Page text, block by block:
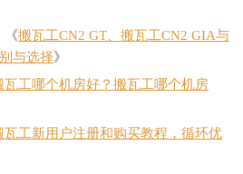
《搬瓦工CN2 GT、搬瓦工CN2 GIA与
与选择》
瓦工哪个机房好？搬瓦工哪个机房
瓦工新用户注册和购买教程，循环优